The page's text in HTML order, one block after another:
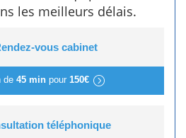
les meilleurs délais.
vous cabinet
de 45 minpour 150€
téléphonique